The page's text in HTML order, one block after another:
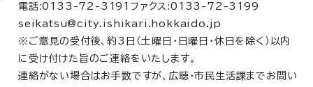
電話:0133-72-3191ファクス:0133-72-3199
seikatsu@city.ishikari.hokkaido.jp
※ご意見の受付後、約3日（土曜日・日曜日・休日を除く）以内
に受け付けた旨のご連絡をいたします。
連絡がない場合はお手数ですが、広聴・市民生活課までお問い